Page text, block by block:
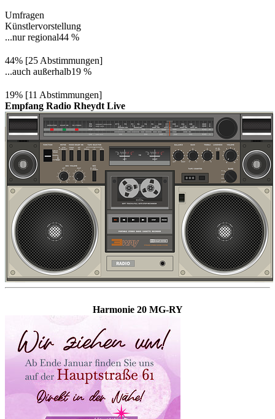
Umfragen
Künstlervorstellung
...nur regional44 %
44% [25 Abstimmungen]
...auch außerhalb19 %
19% [11 Abstimmungen]
Empfang Radio Rheydt Live
Harmonie 20 MG-RY